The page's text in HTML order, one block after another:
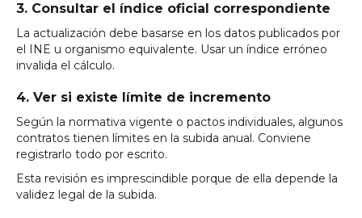
3. Consultar el índice oficial correspondiente
La actualización debe basarse en los datos publicados por
el INE u organismo equivalente. Usar un índice erróneo
invalida el cálculo.
4. Ver si existe límite de incremento
Según la normativa vigente o pactos individuales, algunos
contratos tienen límites en la subida anual. Conviene
registrarlo todo por escrito.
Esta revisión es imprescindible porque de ella depende la
validez legal de la subida.